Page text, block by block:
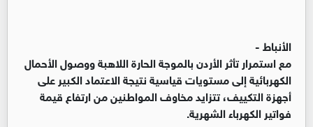
الأنباط -
مع استمرار تأثر الأردن بالموجة الحارة اللاهبة ووصول الأحمال
الكهربائية إلى مستويات قياسية نتيجة الاعتماد الكبير على
أجهزة التكييف، تتزايد مخاوف المواطنين من ارتفاع قيمة
فواتير الكهرباء الشهرية.